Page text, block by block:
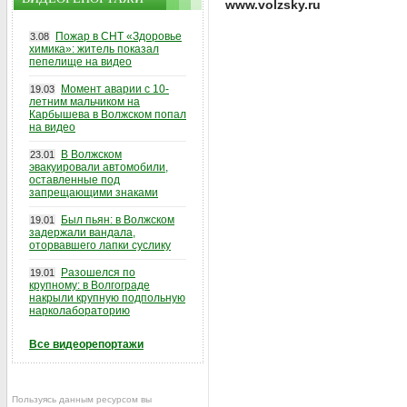
www.volzsky.ru
3.08
Пожар в СНТ «Здоровье
химика»: житель показал
пепелище на видео
19.03
Момент аварии с 10-
летним мальчиком на
Карбышева в Волжском попал
на видео
23.01
В Волжском
эвакуировали автомобили,
оставленные под
запрещающими знаками
19.01
Был пьян: в Волжском
задержали вандала,
оторвавшего лапки суслику
19.01
Разошелся по
крупному: в Волгограде
накрыли крупную подпольную
нарколабораторию
Все видеорепортажи
Пользуясь данным ресурсом вы